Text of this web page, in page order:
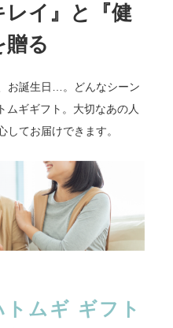
レイ』と『健
贈る
お誕生日…。どんなシーン
ムギギフト。大切なあの人
してお届けできます。
ムギ ギフト